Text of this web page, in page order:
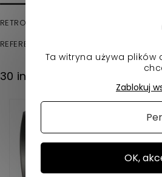
RETROVISEUR GAUCHE LIGIER XTOO-
REFERENCE D'ORIGINE : 1001580
30 innych produktów w tej
Ta witryna używa
OK,
Zablokuj